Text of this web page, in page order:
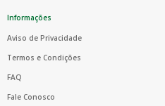
Informações
Aviso de Privacidade
Termos e Condições
FAQ
Fale Conosco